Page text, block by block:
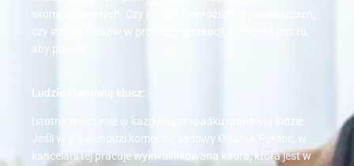
skomplikowanych. Czy chodzi o opróżnienie pomieszczeń,
czy innych kroków w procesie egzekucji, komornik jest tu,
aby pomóc.
Ludzie stanowią klucz:
Istotne znaczenie w każdym przypadku stanowią ludzie.
Jeśli w grę wchodzi komornik sądowy Gdańsk Północ, w
kancelarii tej pracuje wykwalifikowana kadra, która jest w